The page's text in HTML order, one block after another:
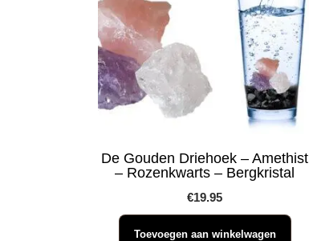
De Gouden Driehoek – Amethist
– Rozenkwarts – Bergkristal
€19.95
Toevoegen aan winkelwagen